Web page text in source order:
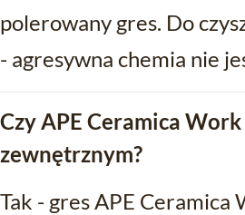
polerowany gres. Do
- agresywna chemia nie
Czy APE Ceramica
zewnętrznym?
Tak - gres APE